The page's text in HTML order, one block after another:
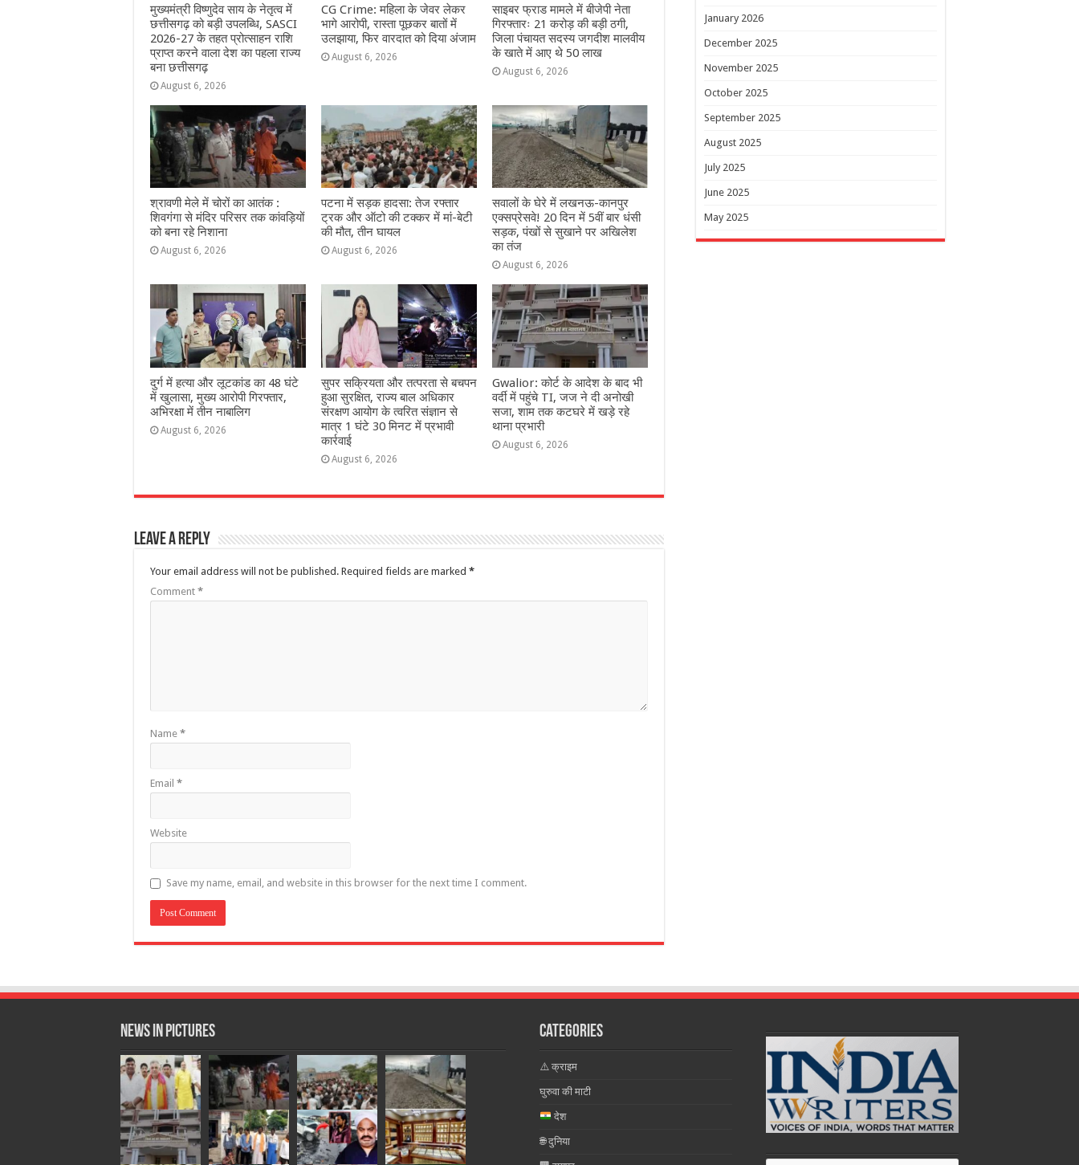
मुख्यमंत्री विष्णुदेव साय के नेतृत्व में
छत्तीसगढ़ को बड़ी उपलब्धि, SASCI
2026-27 के तहत प्रोत्साहन राशि
प्राप्त करने वाला देश का पहला राज्य
बना छत्तीसगढ़
August 6, 2026
CG Crime: महिला के जेवर लेकर
भागे आरोपी, रास्ता पूछकर बातों में
उलझाया, फिर वारदात को दिया अंजाम
August 6, 2026
साइबर फ्राड मामले में बीजेपी नेता
गिरफ्तारः 21 करोड़ की बड़ी ठगी,
जिला पंचायत सदस्य जगदीश मालवीय
के खाते में आए थे 50 लाख
August 6, 2026
श्रावणी मेले में चोरों का आतंक :
शिवगंगा से मंदिर परिसर तक कांवड़ियों
को बना रहे निशाना
August 6, 2026
पटना में सड़क हादसा: तेज रफ्तार
ट्रक और ऑटो की टक्कर में मां-बेटी
की मौत, तीन घायल
August 6, 2026
सवालों के घेरे में लखनऊ-कानपुर
एक्सप्रेसवे! 20 दिन में 5वीं बार धंसी
सड़क, पंखों से सुखाने पर अखिलेश
का तंज
August 6, 2026
दुर्ग में हत्या और लूटकांड का 48 घंटे
में खुलासा, मुख्य आरोपी गिरफ्तार,
अभिरक्षा में तीन नाबालिग
August 6, 2026
सुपर सक्रियता और तत्परता से बचपन
हुआ सुरक्षित, राज्य बाल अधिकार
संरक्षण आयोग के त्वरित संज्ञान से
मात्र 1 घंटे 30 मिनट में प्रभावी
कार्रवाई
August 6, 2026
Gwalior: कोर्ट के आदेश के बाद भी
वर्दी में पहुंचे TI, जज ने दी अनोखी
सजा, शाम तक कटघरे में खड़े रहे
थाना प्रभारी
August 6, 2026
Leave a Reply
Your email address will not be published. Required fields are marked *
Comment *
Name *
Email *
Website
Save my name, email, and website in this browser for the next time I comment.
January 2026
December 2025
November 2025
October 2025
September 2025
August 2025
July 2025
June 2025
May 2025
News in Pictures Categories
⚠️ क्राइम
घुरुवा की माटी
देश
🌐 दुनिया